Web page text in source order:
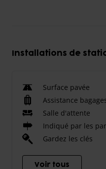
Installations de
Surface pavée
Assistance
Salle d'attente
Indiqué par les
Gardez les clés
Voir tous